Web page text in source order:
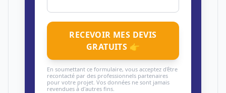
RECEVOIR MES DEVIS
GRATUITS 👉
En soumettant ce formulaire, vous acceptez d'être
recontacté par des professionnels partenaires
pour votre projet. Vos données ne sont jamais
revendues à d'autres fins.